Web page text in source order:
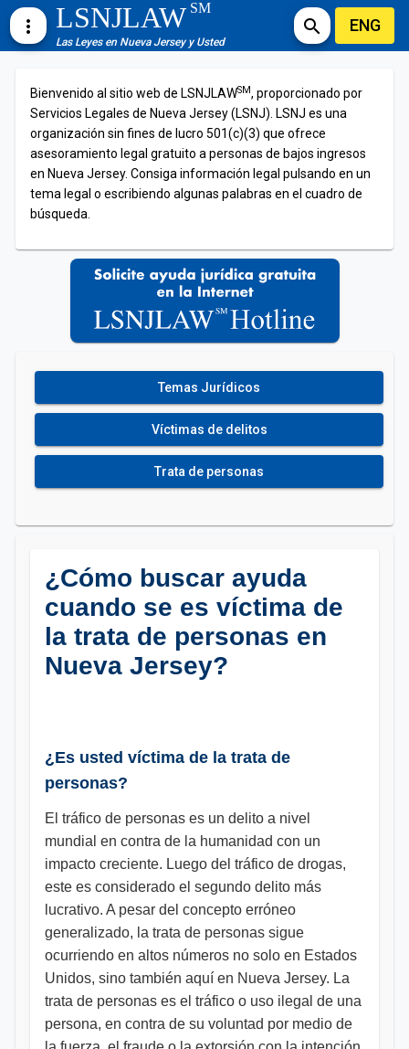
more_vert LSNJLAWSM
Las Leyes en Nueva Jersey y Usted
search ENG
Bienvenido al sitio web de LSNJLAWSM, proporcionado por
Servicios Legales de Nueva Jersey (LSNJ). LSNJ es una
organización sin fines de lucro 501(c)(3) que ofrece
asesoramiento legal gratuito a personas de bajos ingresos
en Nueva Jersey. Consiga información legal pulsando en un
tema legal o escribiendo algunas palabras en el cuadro de
búsqueda.
Temas Jurídicos
Víctimas de delitos
Trata de personas
¿Cómo buscar ayuda
cuando se es víctima de
la trata de personas en
Nueva Jersey?
¿Es usted víctima de la trata de
personas?
El tráfico de personas es un delito a nivel
mundial en contra de la humanidad con un
impacto creciente. Luego del tráfico de drogas,
este es considerado el segundo delito más
lucrativo. A pesar del concepto erróneo
generalizado, la trata de personas sigue
ocurriendo en altos números no solo en Estados
Unidos, sino también aquí en Nueva Jersey. La
trata de personas es el tráfico o uso ilegal de una
persona, en contra de su voluntad por medio de